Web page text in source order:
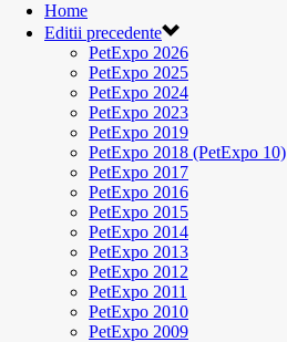
Home
Editii precedente
PetExpo 2026
PetExpo 2025
PetExpo 2024
PetExpo 2023
PetExpo 2019
PetExpo 2018 (PetExpo 10)
PetExpo 2017
PetExpo 2016
PetExpo 2015
PetExpo 2014
PetExpo 2013
PetExpo 2012
PetExpo 2011
PetExpo 2010
PetExpo 2009